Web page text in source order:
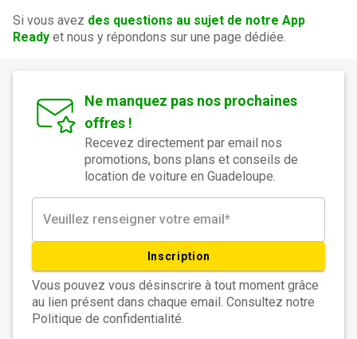
Si vous avez des questions au sujet de notre App
Ready et nous y répondons sur une page dédiée.
Ne manquez pas nos prochaines
offres !
Recevez directement par email nos
promotions, bons plans et conseils de
location de voiture en Guadeloupe.
Inscription
Vous pouvez vous désinscrire à tout moment grâce
au lien présent dans chaque email. Consultez notre
Politique de confidentialité.